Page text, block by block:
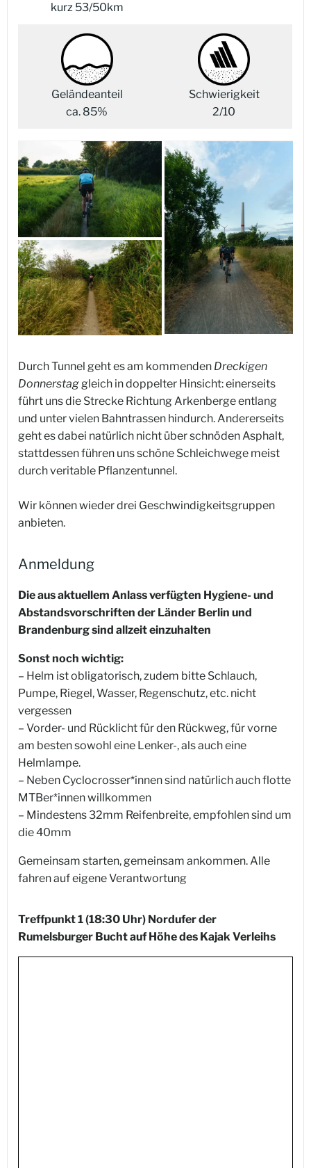
kurz 53/50km
Geländeanteil
ca. 85%
Schwierigkeit
2/10
Durch Tunnel geht es am kommenden Dreckigen
Donnerstaggleich in doppelter Hinsicht: einerseits
führt uns die Strecke Richtung Arkenberge entlang
und unter vielen Bahntrassen hindurch. Andererseits
geht es dabei natürlich nicht über schnöden Asphalt,
stattdessen führen uns schöne Schleichwege meist
durch veritable Pflanzentunnel.
Wir können wieder drei Geschwindigkeitsgruppen
anbieten.
Anmeldung
Die aus aktuellem Anlass verfügten Hygiene- und
Abstandsvorschriften der Länder Berlin und
Brandenburg sind allzeit einzuhalten
Sonst noch wichtig:
– Helm ist obligatorisch, zudem bitte Schlauch,
Pumpe, Riegel, Wasser, Regenschutz, etc. nicht
vergessen
– Vorder- und Rücklicht für den Rückweg, für vorne
am besten sowohl eine Lenker-, als auch eine
Helmlampe.
– Neben Cyclocrosser*innen sind natürlich auch flotte
MTBer*innen willkommen
– Mindestens 32mm Reifenbreite, empfohlen sind um
die 40mm
Gemeinsam starten, gemeinsam ankommen. Alle
fahren auf eigene Verantwortung
Treffpunkt 1 (18:30 Uhr) Nordufer der
Rumelsburger Bucht auf Höhe des Kajak Verleihs